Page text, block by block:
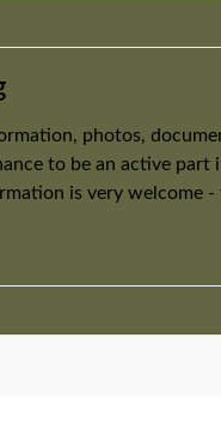
photos,
to be an active
is very welcome -